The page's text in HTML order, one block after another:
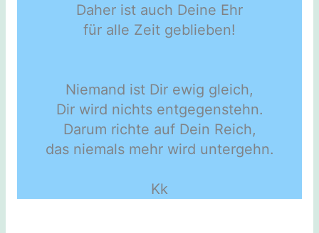
Daher ist auch Deine Ehr
für alle Zeit geblieben!
Niemand ist Dir ewig gleich,
Dir wird nichts entgegenstehn.
Darum richte auf Dein Reich,
das niemals mehr wird untergehn.
Kk